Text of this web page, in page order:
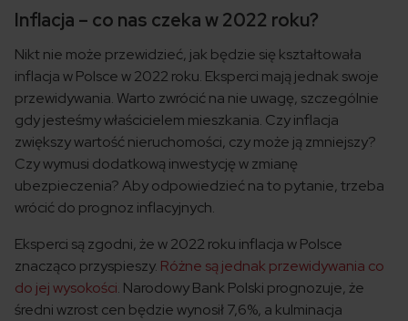
Inflacja – co nas czeka w 2022 roku?
Nikt nie może przewidzieć, jak będzie się kształtowała
inflacja w Polsce w 2022 roku. Eksperci mają jednak swoje
przewidywania. Warto zwrócić na nie uwagę, szczególnie
gdy jesteśmy właścicielem mieszkania. Czy inflacja
zwiększy wartość nieruchomości, czy może ją zmniejszy?
Czy wymusi dodatkową inwestycję w zmianę
ubezpieczenia? Aby odpowiedzieć na to pytanie, trzeba
wrócić do prognoz inflacyjnych.
Eksperci są zgodni, że w 2022 roku inflacja w Polsce
znacząco przyspieszy. Różne są jednak przewidywania co
do jej wysokości. Narodowy Bank Polski prognozuje, że
średni wzrost cen będzie wynosił 7,6%, a kulminacja